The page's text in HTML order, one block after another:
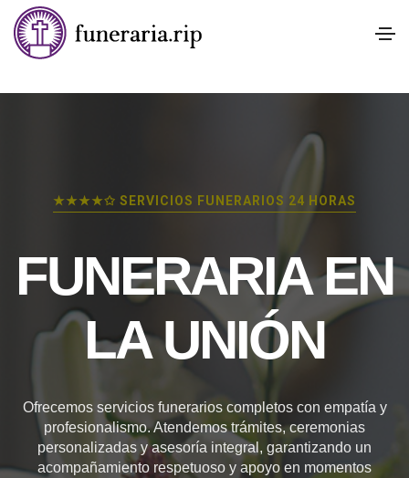
★★★★✩ SERVICIOS FUNERARIOS 24 HORAS
FUNERARIA EN
LA UNIÓN
Ofrecemos servicios funerarios completos con empatía y
profesionalismo. Atendemos trámites, ceremonias
personalizadas y asesoría integral, garantizando un
acompañamiento respetuoso y apoyo en momentos